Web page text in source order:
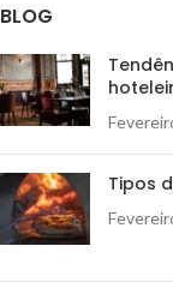
BLOG
Tipos